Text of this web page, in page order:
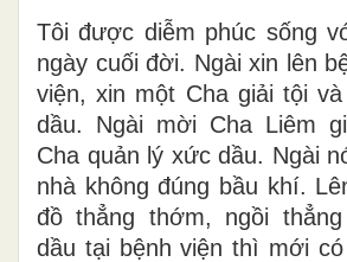
Tôi được diễm phúc sống
ngày cuối đời. Ngài xin lên
viện, xin một Cha giải tội
dầu. Ngài mời Cha Liêm
Cha quản lý xức dầu. Ngài
nhà không đúng bầu khí.
đồ thẳng thớm, ngồi
dầu tại bệnh viện thì mới